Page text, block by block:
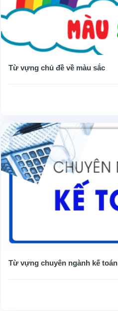
Từ vựng chủ đề về màu sắc
Từ vựng chuyên ngành kế toán